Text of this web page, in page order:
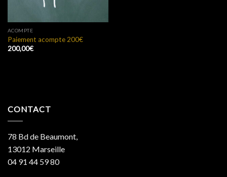
ACOMPTE
Paiement acompte 200€
200,00€
CONTACT
78 Bd de Beaumont,
13012 Marseille
04 91 44 59 80